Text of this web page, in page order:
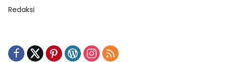
Redaksi